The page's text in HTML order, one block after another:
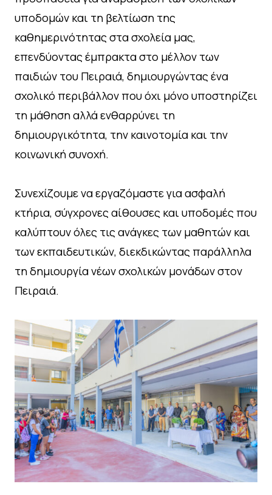
υποδομών και τη βελτίωση της
καθημερινότητας στα σχολεία μας,
επενδύοντας έμπρακτα στο μέλλον των
παιδιών του Πειραιά, δημιουργώντας ένα
σχολικό περιβάλλον που όχι μόνο υποστηρίζει
τη μάθηση αλλά ενθαρρύνει τη
δημιουργικότητα, την καινοτομία και την
κοινωνική συνοχή.
Συνεχίζουμε να εργαζόμαστε για ασφαλή
κτήρια, σύγχρονες αίθουσες και υποδομές που
καλύπτουν όλες τις ανάγκες των μαθητών και
των εκπαιδευτικών, διεκδικώντας παράλληλα
τη δημιουργία νέων σχολικών μονάδων στον
Πειραιά.